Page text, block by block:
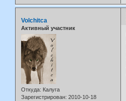
Volchitca
Активный участник
Откуда: Калуга
Зарегистрирован: 2010-10-18